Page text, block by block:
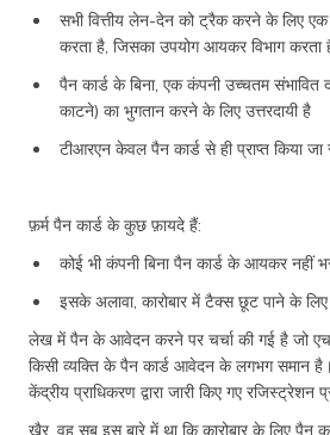
सभी वित्तीय लेन-देन को ट्रैक करने के लिए
करता है, जिसका उपयोग आयकर विभाग करता
पैन कार्ड के बिना, एक कंपनी उच्चतम
काटने) का भुगतान करने के लिए उत्तरदायी है
टीआरएन केवल पैन कार्ड से ही प्राप्त किया
फ़र्म पैन कार्ड के कुछ फ़ायदे हैं:
कोई भी कंपनी बिना पैन कार्ड के आयकर नहीं
इसके अलावा, कारोबार में टैक्स छूट पाने के
लेख में पैन के आवेदन करने पर चर्चा की गई है जो
किसी व्यक्ति के पैन कार्ड आवेदन के लगभग समान
केंद्रीय प्राधिकरण द्वारा जारी किए गए रजिस्ट्रेशन
खैर, वह सब इस बारे में था कि कारोबार के लिए पैन